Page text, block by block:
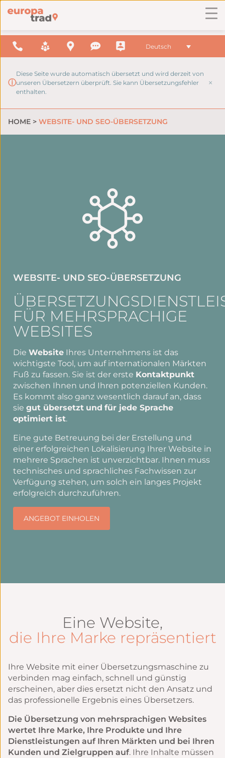
Deutsch
ⓘ
Diese Seite wurde automatisch übersetzt und wird derzeit von
unseren Übersetzern überprüft. Sie kann Übersetzungsfehler
enthalten.
×
HOME > WEBSITE- UND SEO-ÜBERSETZUNG
WEBSITE- UND SEO-ÜBERSETZUNG
FÜR MEHRSPRACHIGE
WEBSITES
Die Website Ihres Unternehmens ist das
wichtigste Tool, um auf internationalen Märkten
Fuß zu fassen. Sie ist der erste Kontaktpunkt
zwischen Ihnen und Ihren potenziellen Kunden.
Es kommt also ganz wesentlich darauf an, dass
sie gut übersetzt und für jede Sprache
optimiert ist.
Eine gute Betreuung bei der Erstellung und
einer erfolgreichen Lokalisierung Ihrer Website in
mehrere Sprachen ist unverzichtbar. Ihnen muss
technisches und sprachliches Fachwissen zur
Verfügung stehen, um solch ein langes Projekt
erfolgreich durchzuführen.
ANGEBOT EINHOLEN
Eine Website,
die Ihre Marke repräsentiert
Ihre Website mit einer Übersetzungsmaschine zu
verbinden mag einfach, schnell und günstig
erscheinen, aber dies ersetzt nicht den Ansatz und
das professionelle Ergebnis eines Übersetzers.
Die Übersetzung von mehrsprachigen Websites
wertet Ihre Marke, Ihre Produkte und Ihre
Dienstleistungen auf Ihren Märkten und bei Ihren
Kunden und Zielgruppen auf. Ihre Inhalte müssen